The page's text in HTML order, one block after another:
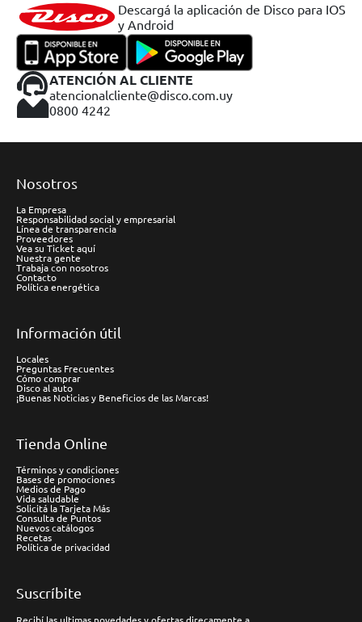
Descargá la aplicación de Disco para IOS
y Android
ATENCIÓN AL CLIENTE
atencionalcliente@disco.com.uy
0800 4242
Nosotros
La Empresa
Responsabilidad social y empresarial
Línea de transparencia
Proveedores
Vea su Ticket aquí
Nuestra gente
Trabaja con nosotros
Contacto
Política energética
Información útil
Locales
Preguntas Frecuentes
Cómo comprar
Disco al auto
¡Buenas Noticias y Beneficios de las Marcas!
Tienda Online
Términos y condiciones
Bases de promociones
Medios de Pago
Vida saludable
Solicitá la Tarjeta Más
Consulta de Puntos
Nuevos catálogos
Recetas
Política de privacidad
Suscríbite